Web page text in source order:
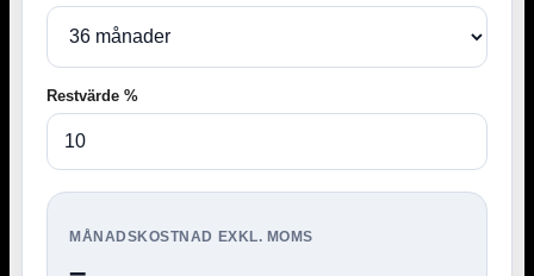
Restvärde %
MÅNADSKOSTNAD EXKL. MOMS